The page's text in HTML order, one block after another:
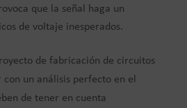
que la señal haga un
de voltaje inesperados.
de fabricación de circuitos
un análisis perfecto en el
de tener en cuenta